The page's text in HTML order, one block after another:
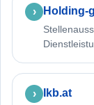
Holding-
Ikb.at